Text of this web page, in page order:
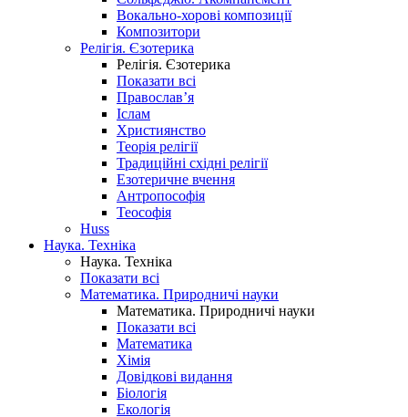
Вокально-хорові композиції
Композитори
Релігія. Єзотерика
Релігія. Єзотерика
Показати всі
Православ’я
Іслам
Християнство
Теорія релігії
Традиційні східні релігії
Езотеричне вчення
Антропософія
Теософія
Huss
Наука. Техніка
Наука. Техніка
Показати всі
Математика. Природничі науки
Математика. Природничі науки
Показати всі
Математика
Хімія
Довідкові видання
Біологія
Екологія